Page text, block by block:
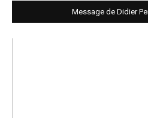
Message de Didier